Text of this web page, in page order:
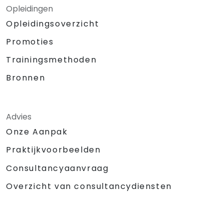
Opleidingen
Opleidingsoverzicht
Promoties
Trainingsmethoden
Bronnen
Advies
Onze Aanpak
Praktijkvoorbeelden
Consultancyaanvraag
Overzicht van consultancydiensten